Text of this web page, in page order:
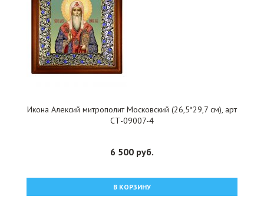
Икона Алексий митрополит Московский (26,5*29,7 см), арт
СТ-09007-4
6 500 руб.
В КОРЗИНУ